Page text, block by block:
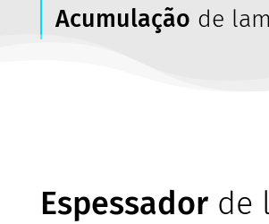
Acumulação de
Espessadorde